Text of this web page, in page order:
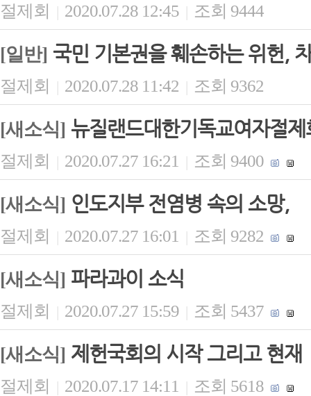
절제회 | 2020.07.28 12:45 | 조회 9444
[일반] 국민 기본권을 훼손하는 위헌,
절제회 | 2020.07.28 11:42 | 조회 9362
[새소식] 뉴질랜드대한기독교여자절
절제회 | 2020.07.27 16:21 | 조회 9400
[새소식] 인도지부 전염병 속의 소망,
절제회 | 2020.07.27 16:01 | 조회 9282
[새소식] 파라과이 소식
절제회 | 2020.07.27 15:59 | 조회 5437
[새소식] 제헌국회의 시작 그리고 현재
절제회 | 2020.07.17 14:11 | 조회 5618